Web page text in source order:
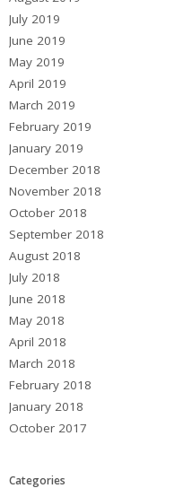
July 2019
June 2019
May 2019
April 2019
March 2019
February 2019
January 2019
December 2018
November 2018
October 2018
September 2018
August 2018
July 2018
June 2018
May 2018
April 2018
March 2018
February 2018
January 2018
October 2017
Categories